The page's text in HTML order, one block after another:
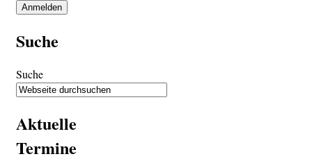
Suche
Suche
Aktuelle
Termine